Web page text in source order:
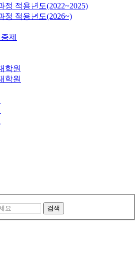
정 적용년도(2022~2025)
정 적용년도(2026~)
제
학원
학원
검색